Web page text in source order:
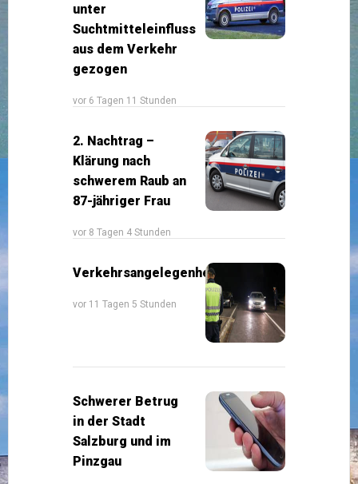
unter
Suchtmitteleinfluss
aus dem Verkehr
gezogen
vor 6 Tagen 11 Stunden
2. Nachtrag –
Klärung nach
schwerem Raub an
87-jähriger Frau
vor 8 Tagen 4 Stunden
Verkehrsangelegenheiten
vor 11 Tagen 5 Stunden
Schwerer Betrug
in der Stadt
Salzburg und im
Pinzgau